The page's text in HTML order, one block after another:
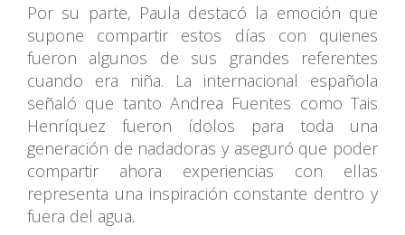
Por su parte, Paula destacó la emoción que
supone compartir estos días con quienes
fueron algunos de sus grandes referentes
cuando era niña. La internacional española
señaló que tanto Andrea Fuentes como Tais
Henríquez fueron ídolos para toda una
generación de nadadoras y aseguró que poder
compartir ahora experiencias con ellas
representa una inspiración constante dentro y
fuera del agua.